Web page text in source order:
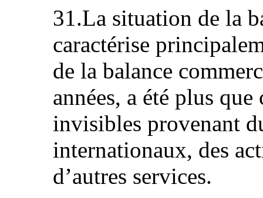
31.La situation de la
caractérise
de la balance
années, a été plus
invisibles provenant
internationaux, des
d’autres services.